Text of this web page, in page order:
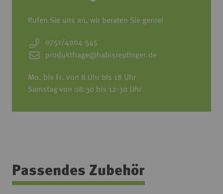
Rufen Sie uns an, wir beraten Sie gerne!
0751/4004-545
produktfrage@habisreutinger.de
Mo. bis Fr. von 8 Uhr bis 18 Uhr
Samstag von 08:30 bis 12:30 Uhr
Passendes Zubehör